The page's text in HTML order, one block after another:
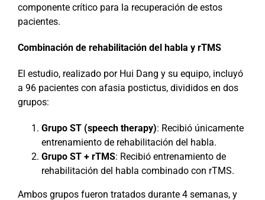
componente crítico para la recuperación de estos
pacientes.
Combinación de rehabilitación del habla y rTMS
El estudio, realizado por Hui Dang y su equipo, incluyó
a 96 pacientes con afasia postictus, divididos en dos
grupos:
Grupo ST (speech therapy): Recibió únicamente
entrenamiento de rehabilitación del habla.
Grupo ST + rTMS: Recibió entrenamiento de
rehabilitación del habla combinado con rTMS.
Ambos grupos fueron tratados durante 4 semanas, y